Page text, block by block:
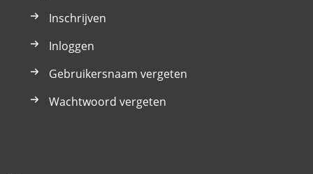
Inschrijven
Inloggen
Gebruikersnaam vergeten
Wachtwoord vergeten